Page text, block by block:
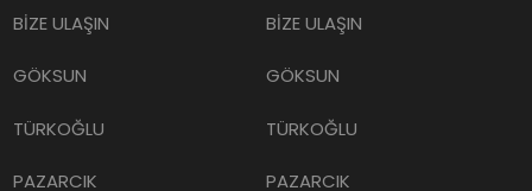
BİZE ULAŞIN
GÖKSUN
TÜRKOĞLU
PAZARCIK
BİZE ULAŞIN
GÖKSUN
TÜRKOĞLU
PAZARCIK